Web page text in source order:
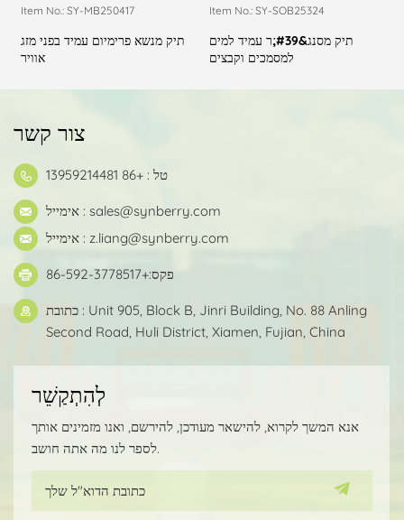
Item No.: SY-MB250417
תיק מנשא פרימיום עמיד בפני מזג
אוויר
Item No.: SY-SOB25324
תיק מסנג&#39;ר עמיד למים
למסמכים וקבצים
צור קשר
טל : +86 13959214481
אימייל : sales@synberry.com
אימייל : z.liang@synberry.com
פקס:+86-592-3778517
כתובת : Unit 905, Block B, Jinri Building, No. 88 Anling
Second Road, Huli District, Xiamen, Fujian, China
לְהִתְקַשֵׁר
אנא המשך לקרוא, להישאר מעודכן, להירשם, ואנו מזמינים אותך
לספר לנו מה אתה חושב.